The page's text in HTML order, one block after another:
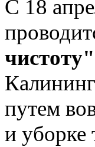
С 18
чистоту"
путем
и уборке